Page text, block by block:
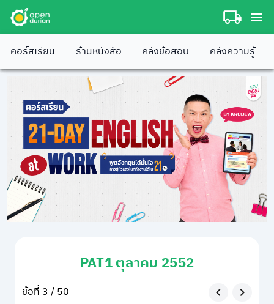
คอร์สเรียน ร้านหนังสือ คลังข้อสอบ คลังความรู้
PAT1 ตุลาคม 2552
ข้อที่ 3 / 50